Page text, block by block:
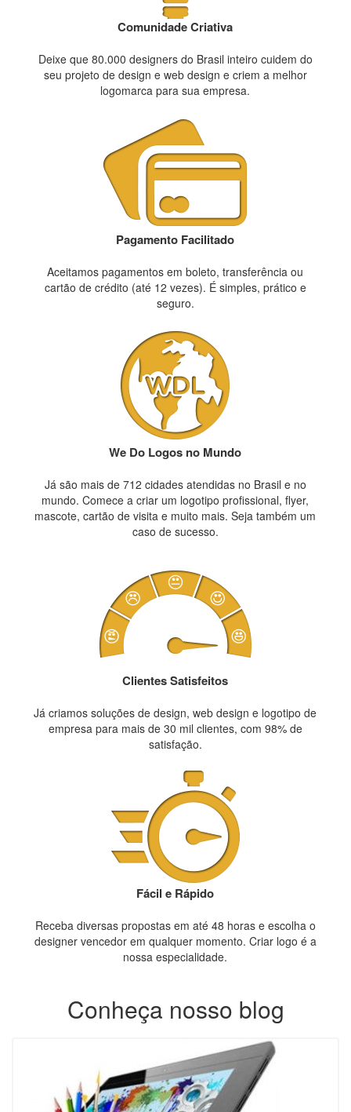
Comunidade Criativa
Deixe que 80.000 designers do Brasil inteiro cuidem do
seu projeto de design e web design e criem a melhor
logomarca para sua empresa.
Pagamento Facilitado
Aceitamos pagamentos em boleto, transferência ou
cartão de crédito (até 12 vezes). É simples, prático e
seguro.
We Do Logos no Mundo
Já são mais de 712 cidades atendidas no Brasil e no
mundo. Comece a criar um logotipo profissional, flyer,
mascote, cartão de visita e muito mais. Seja também um
caso de sucesso.
Clientes Satisfeitos
Já criamos soluções de design, web design e logotipo de
empresa para mais de 30 mil clientes, com 98% de
satisfação.
Fácil e Rápido
Receba diversas propostas em até 48 horas e escolha o
designer vencedor em qualquer momento. Criar logo é a
nossa especialidade.
Conheça nosso blog